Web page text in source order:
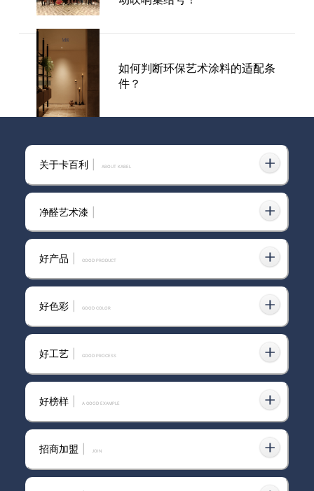
如何判断环保艺术涂料的适配条
件？
满足到情感满足
“艺术涂料产业联盟培训基地”投
如此疯狂？
关于卡百利 ABOUT KABEL
净醛艺术漆
好产品 GOOD PRODUCT
好色彩 GOOD COLOR
好工艺 GOOD PROCESS
好榜样 A GOOD EXAMPLE
招商加盟 join